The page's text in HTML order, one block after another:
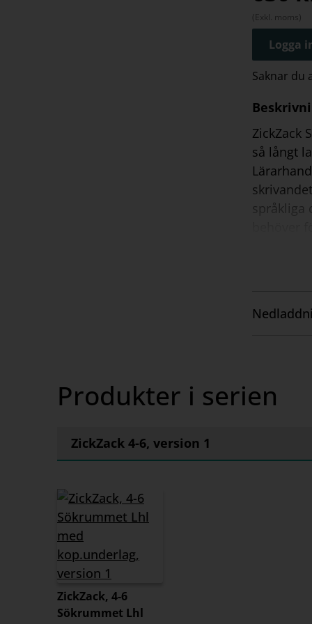
(Exkl. moms)
Logga
Saknar du
ZickZack
så långt
språkliga
Visa
Produkter i serien
ZickZack 4-6, version 1
ZickZack, 4-6
Sökrummet Lhl